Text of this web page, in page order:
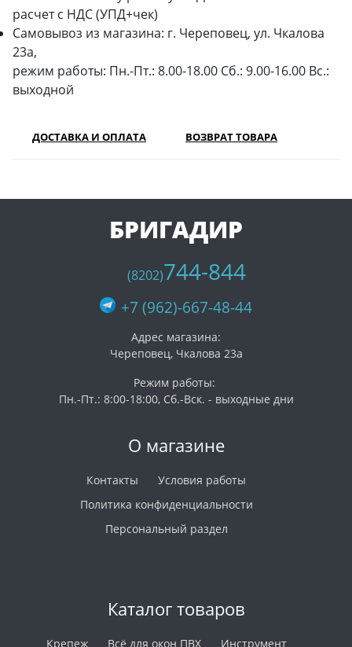
расчет с НДС (УПД+чек)
Самовывоз из магазина: г. Череповец, ул. Чкалова
23а,
режим работы: Пн.-Пт.: 8.00-18.00 Сб.: 9.00-16.00 Вс.:
выходной
ДОСТАВКА И ОПЛАТА ВОЗВРАТ ТОВАРА
О магазине
Контакты
Условия работы
Политика конфиденциальности
Персональный раздел
Каталог товаров
Крепеж Всё для окон ПВХ Инструмент
БРИГАДИР
(8202)744-844
+7 (962)-667-48-44
Адрес магазина:
Череповец, Чкалова 23а
Режим работы:
Пн.-Пт.: 8:00-18:00, Сб.-Вск. - выходные дни